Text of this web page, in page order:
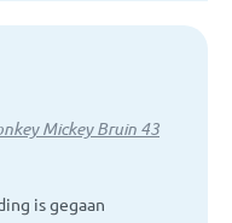
Mickey Bruin 43
is gegaan